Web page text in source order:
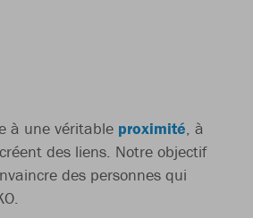
à une véritable proximité, à
des liens. Notre objectif
des personnes qui